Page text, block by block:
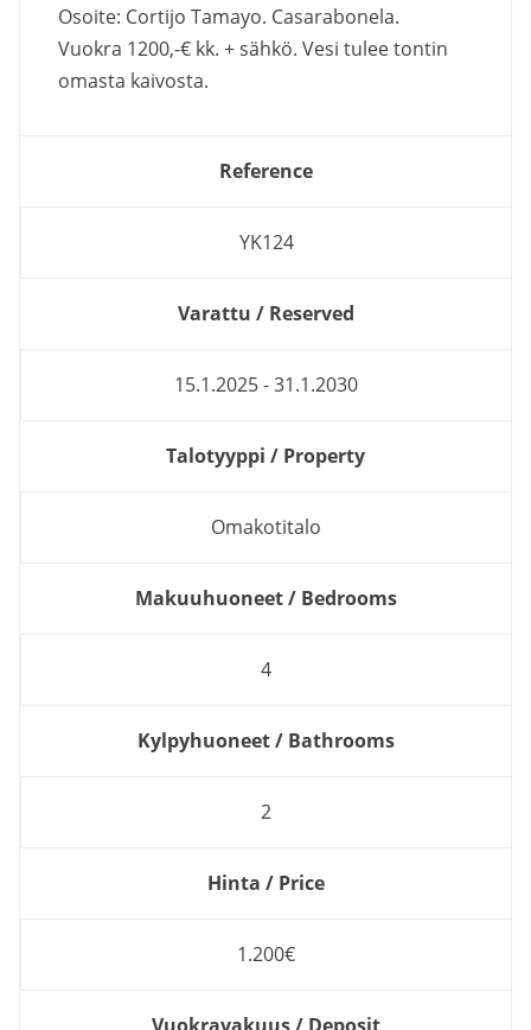
Osoite: Cortijo Tamayo. Casarabonela.
Vuokra 1200,-€ kk. + sähkö. Vesi tulee tontin
omasta kaivosta.
Reference
YK124
Varattu / Reserved
15.1.2025 - 31.1.2030
Talotyyppi / Property
Omakotitalo
Makuuhuoneet / Bedrooms
4
Kylpyhuoneet / Bathrooms
2
Hinta / Price
1.200€